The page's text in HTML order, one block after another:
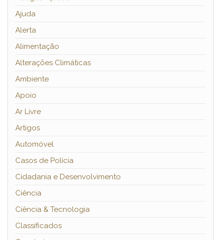
Ajuda
Alerta
Alimentação
Alterações Climáticas
Ambiente
Apoio
Ar Livre
Artigos
Automóvel
Casos de Polícia
Cidadania e Desenvolvimento
Ciência
Ciência & Tecnologia
Classificados